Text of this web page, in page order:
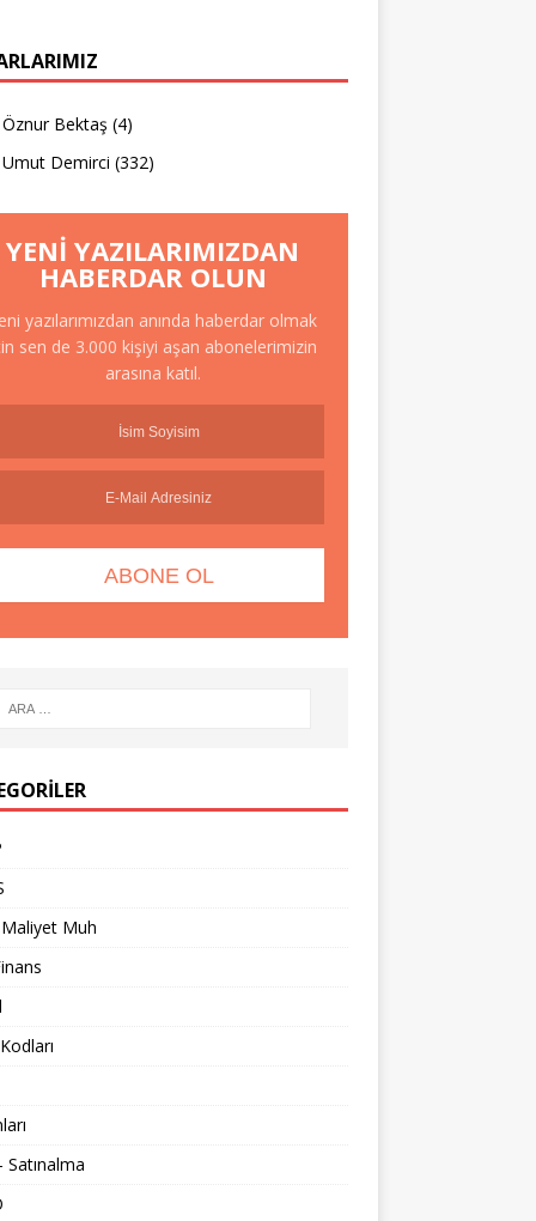
Öznur Bektaş (4)
Umut Demirci (332)
YENI YAZILARIMIZDAN
HABERDAR OLUN
yazılarımızdan anında haberdar olmak
sen de 3.000 kişiyi aşan abonelerimizin
arasına katıl.
Muh